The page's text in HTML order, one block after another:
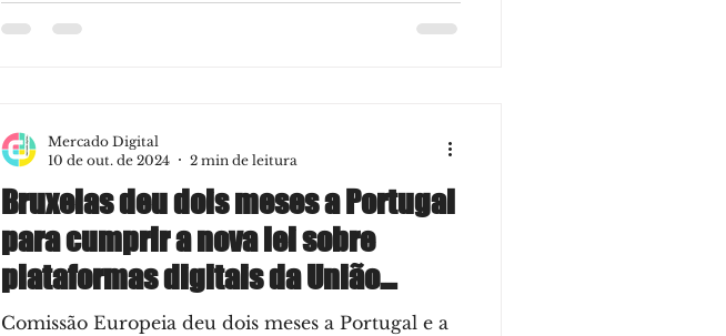
Bruxelas deu dois meses a Portugal
para cumprir a nova lei sobre
plataformas digitais da União
Europeia
Comissão Europeia deu dois meses a Portugal e a
Mercado Digital
10 de out. de 2024
2 min de leitura